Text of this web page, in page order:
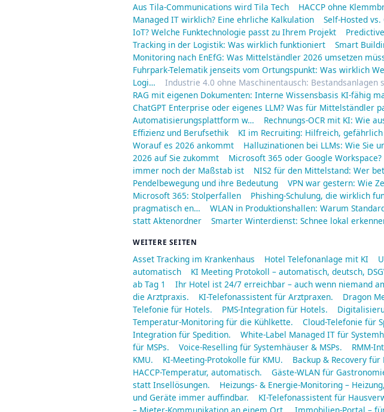
Aus Tila-Communications wird Tila Tech HACCP ohne
Managed IT wirklich? Eine ehrliche Kalkulation
Self-Hosted
IoT? Welche Funktechnologie passt zu Ihrem Projekt
Tracking in der Logistik: Was wirklich funktioniert
Smart
Monitoring nach EnEfG: Was Mittelständler 2026 umsetzen
Fuhrpark-Telematik jenseits vom Ortungspunkt: Was wirklich
Logi…
Industrie 4.0 ohne Maschinentausch: Bestandsanlagen
RAG mit eigenen Dokumenten: Interne Wissensbasis KI-fähig
ChatGPT Enterprise oder eigenes LLM? Was für Mittelständler
Automatisierungsplattform w…
Rechnungs-OCR mit KI: Wie
Effizienz und Berufsethik
KI im Recruiting: Hilfreich,
Worauf es 2026 ankommt
Halluzinationen bei LLMs: Wie Sie
2026 auf Sie zukommt
Microsoft 365 oder Google
immer noch der Maßstab ist
NIS2 für den Mittelstand: Wer
Pendelbewegung und ihre Bedeutung
VPN war gestern: Wie
Microsoft 365: Stolperfallen
Phishing-Schulung, die wirklich
pragmatisch en…
WLAN in Produktionshallen: Warum
statt Aktenordner
Smarter Winterdienst: Schnee lokal
WEITERE SEITEN
Asset Tracking im Krankenhaus Hotel Telefonanlage mit KI
automatisch
KI Meeting Protokoll – automatisch, deutsch,
ab Tag 1
Ihr Hotel ist 24/7 erreichbar – auch wenn niemand
die Arztpraxis.
KI-Telefonassistent für Arztpraxen. Dragon
Telefonie für Hotels.
PMS-Integration für Hotels.
Temperatur-Monitoring für die Kühlkette.
Cloud-Telefonie für
Integration für Spedition.
White-Label Managed IT für
für MSPs.
Voice-Reselling für Systemhäuser & MSPs. RMM-
KMU.
KI-Meeting-Protokolle für KMU. Backup & Recovery für
HACCP-Temperatur, automatisch.
Gäste-WLAN für
statt Insellösungen.
Heizungs- & Energie-Monitoring –
und Geräte immer auffindbar.
KI-Telefonassistent für